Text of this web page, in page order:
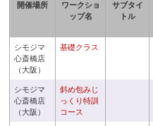
開催場所
ワークショ
ップ名
サブタイ
トル
シモジマ
心斎橋店
（大阪）
基礎クラス
シモジマ
心斎橋店
（大阪）
斜め包みじ
っくり特訓
コース